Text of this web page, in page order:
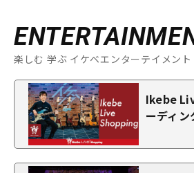
楽しむ 学ぶ イケベエンターテイメント
Ikebe
ーディ